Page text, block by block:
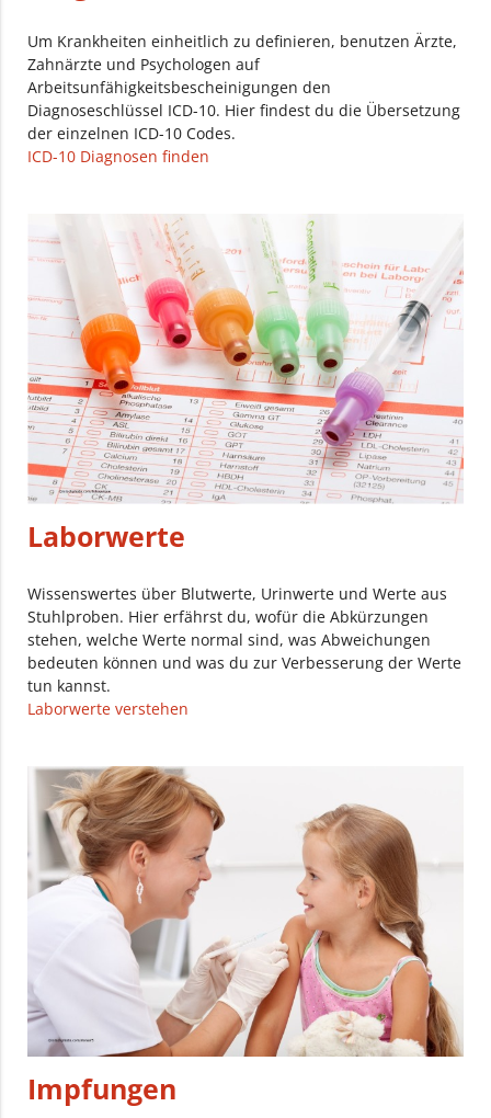
Um Krankheiten einheitlich zu definieren, benutzen Ärzte,
Zahnärzte und Psychologen auf
Arbeitsunfähigkeitsbescheinigungen den
Diagnoseschlüssel ICD-10. Hier findest du die Übersetzung
der einzelnen ICD-10 Codes.
ICD-10 Diagnosen finden
Laborwerte
Wissenswertes über Blutwerte, Urinwerte und Werte aus
Stuhlproben. Hier erfährst du, wofür die Abkürzungen
stehen, welche Werte normal sind, was Abweichungen
bedeuten können und was du zur Verbesserung der Werte
tun kannst.
Laborwerte verstehen
Impfungen